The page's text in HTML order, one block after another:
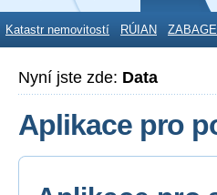
Katastr nemovitostí RÚIAN
Nyní jste zde: Data
Aplikace pro